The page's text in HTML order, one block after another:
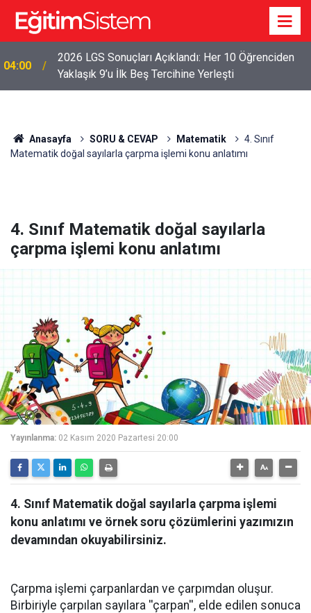
04:00
2026 LGS Sonuçları Açıklandı: Her 10 Öğrenciden
Yaklaşık 9’u İlk Beş Tercihine Yerleşti
Anasayfa SORU & CEVAP Matematik
4. Sınıf
Matematik doğal sayılarla çarpma işlemi konu anlatımı
4. Sınıf Matematik doğal sayılarla
çarpma işlemi konu anlatımı
Yayınlanma: 02 Kasım 2020 Pazartesi 20:00
4. Sınıf Matematik doğal sayılarla çarpma işlemi
konu anlatımı ve örnek soru çözümlerini yazımızın
devamından okuyabilirsiniz.
Çarpma işlemi çarpanlardan ve çarpımdan oluşur.
Birbiriyle çarpılan sayılara ''çarpan'', elde edilen sonuca